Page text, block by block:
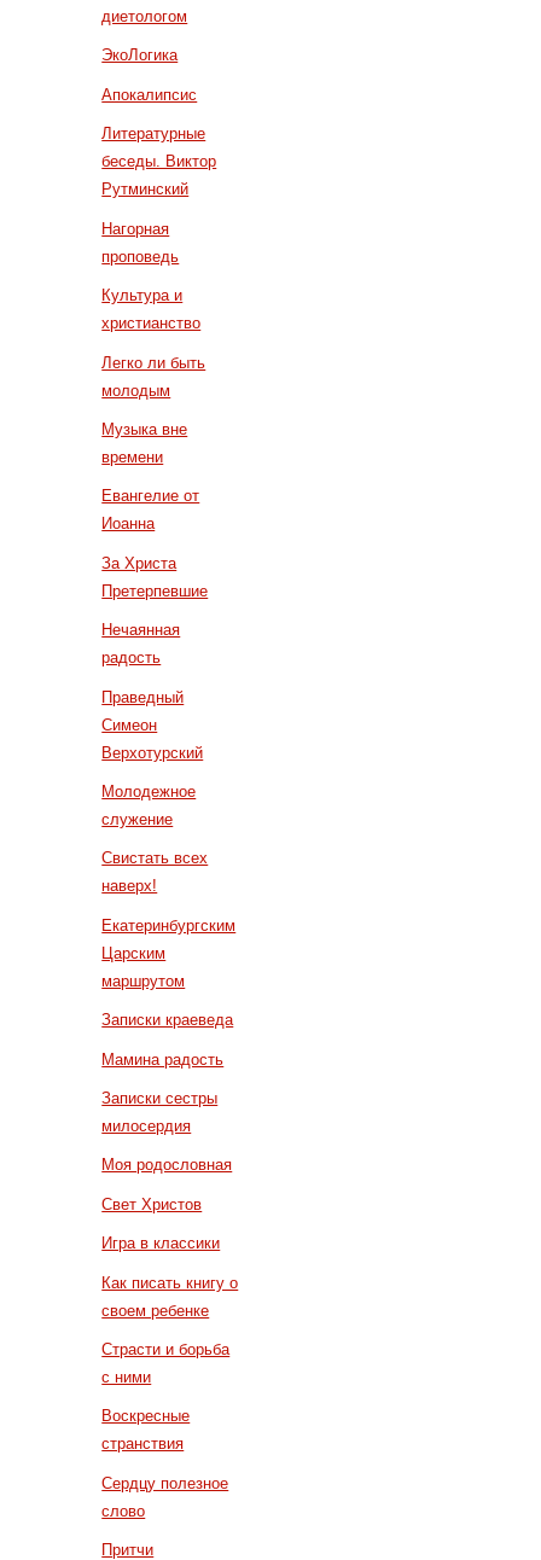
диетологом
ЭкоЛогика
Апокалипсис
Литературные
беседы. Виктор
Рутминский
Нагорная
проповедь
Культура и
христианство
Легко ли быть
молодым
Музыка вне
времени
Евангелие от
Иоанна
За Христа
Претерпевшие
Нечаянная
радость
Праведный
Симеон
Верхотурский
Молодежное
служение
Свистать всех
наверх!
Екатеринбургским
Царским
маршрутом
Записки краеведа
Мамина радость
Записки сестры
милосердия
Моя родословная
Свет Христов
Игра в классики
Как писать книгу о
своем ребенке
Страсти и борьба
с ними
Воскресные
странствия
Сердцу полезное
слово
Притчи